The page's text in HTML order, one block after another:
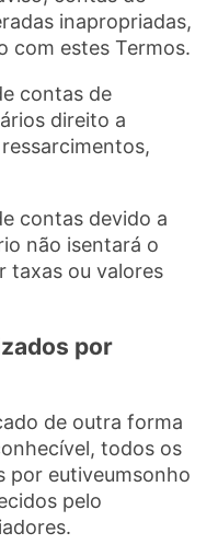
inapropriadas,
com estes Termos.
contas de
direito a
contas devido a
não isentará o
taxas ou valores
por
de outra forma
todos os
por eutiveumsonho
pelo